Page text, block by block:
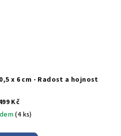
x 6 cm - Radost a hojnost
Kč
(4 ks)